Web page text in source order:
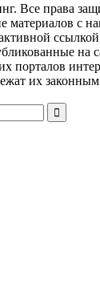
Все права
с
на
порталов
их